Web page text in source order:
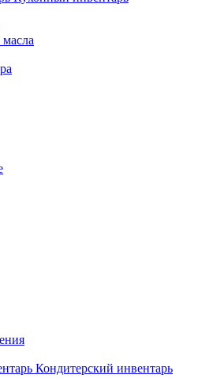
Кондитерский инвентарь